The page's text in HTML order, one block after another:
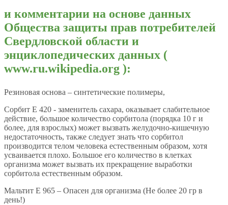
и комментарии на основе данных
Общества защиты прав потребителей
Свердловской области и
энциклопедических данных (
www.ru.wikipedia.org ):
Резиновая основа – синтетические полимеры,
Сорбит E 420 - заменитель сахара, оказывает слабительное
действие, большое количество сорбитола (порядка 10 г и
более, для взрослых) может вызвать желудочно-кишечную
недостаточность, также следует знать что сорбитол
производится телом человека естественным образом, хотя
усваивается плохо. Большое его количество в клетках
организма может вызвать их прекращение выработки
сорбитола естественным образом.
Мальтит E 965 – Опасен для организма (Не более 20 гр в
день!)